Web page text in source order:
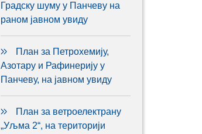
Градску шуму у Панчеву на
раном јавном увиду
План за Петрохемију,
Азотару и Рафинерију у
Панчеву, на јавном увиду
План за ветроелектрану
„Уљма 2“, на територији